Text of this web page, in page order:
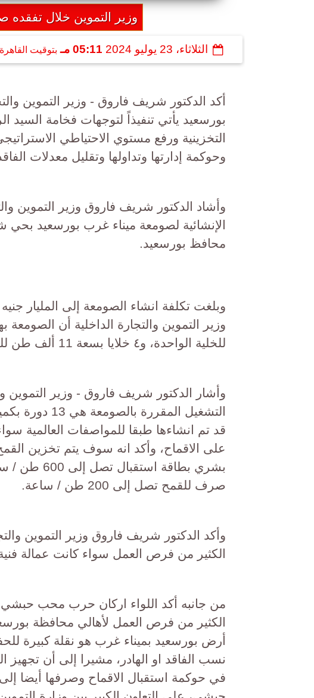
وزير التموين خلال تفقده
الثلاثاء، 23 يوليو 2024 05:11 مـ بتوقيت القاهرة
أكد الدكتور شريف فاروق - وزير التموين
بورسعيد يأتي تنفيذاً لتوجهات فخامة السيد
التخزينية ورفع مستوي الاحتياطي
وحوكمة إدارتها وتداولها وتقليل معدلات
وأشاد الدكتور شريف فاروق وزير التموين
الإنشائية لصومعة ميناء غرب بورسعيد
محافظ بورسعيد.
وبلغت تكلفة انشاء الصومعة إلى المليار
للخلية الواحدة، و٤ خلايا بسعة 11 ألف طن للخلية الواحدة.
وأشار الدكتور شريف فاروق - وزير التموين
قد تم انشاءها طبقا للمواصفات العالمية
على الاقماح، وأكد انه سوف يتم تخزين
بشري بطاقة
صرف للقمح تصل إلى 200 طن / ساعة.
وأكد الدكتور شريف فاروق وزير التموين
الكثير من فرص العمل سواء كانت عمالة
من جانبه أكد اللواء اركان حرب محب
الكثير من فرص العمل لأهالي محافظة
أرض بورسعيد بميناء غرب هو نقلة كبيرة
نسب الفاقد او الهادر، مشيرا إلى أن تجهيز
في حوكمة استقبال الاقماح وصرفها أيضا